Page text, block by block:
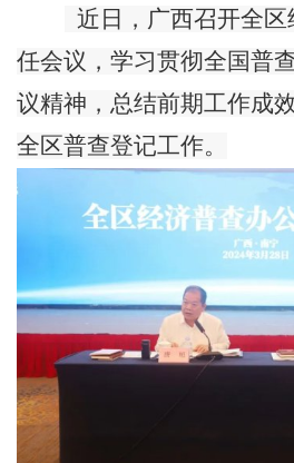
近日，广西召开全
任会议，学习贯彻全国普
议精神，总结前期工作成
全区普查登记工作。